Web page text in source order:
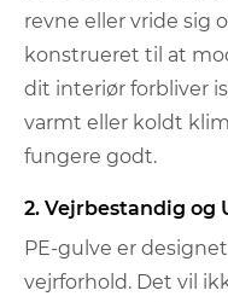
revne eller vride sig
konstrueret til at
dit interiør forbliver
varmt eller koldt
fungere godt.
2. Vejrbestandig og
PE-gulve er
vejrforhold. Det vil